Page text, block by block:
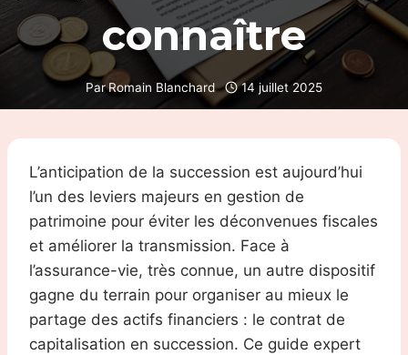
connaître
ParRomain Blanchard 14 juillet 2025
L’anticipation de la succession est aujourd’hui
l’un des leviers majeurs en gestion de
patrimoine pour éviter les déconvenues fiscales
et améliorer la transmission. Face à
l’assurance-vie, très connue, un autre dispositif
gagne du terrain pour organiser au mieux le
partage des actifs financiers : le contrat de
capitalisation en succession. Ce guide expert